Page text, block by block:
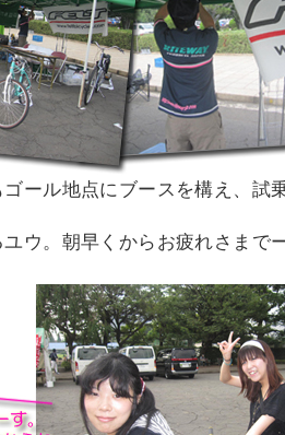
ール地点にブースを構え、試
ウ。朝早くからお疲れさまで